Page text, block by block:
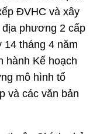
ĐVHC và xây
phương 2 cấp
14 tháng 4 năm
hành Kế hoạch
mô hình tổ
và các văn bản